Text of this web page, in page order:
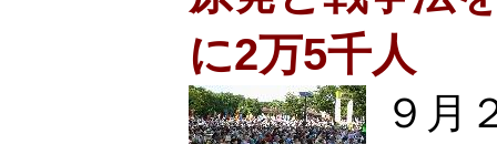
に2万5千人
９月